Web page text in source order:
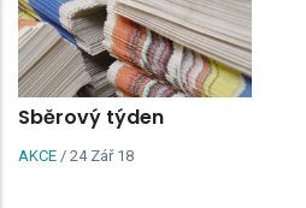
Sběrový týden
AKCE / 24 Zář 18